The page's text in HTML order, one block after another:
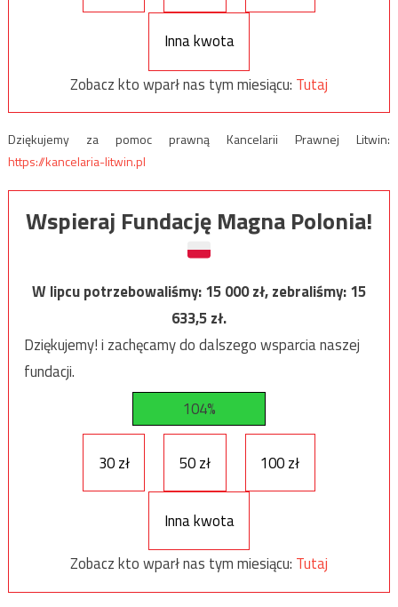
Inna kwota
Zobacz kto wparł nas tym miesiącu: Tutaj
Dziękujemy za pomoc prawną Kancelarii Prawnej Litwin:
https://kancelaria-litwin.pl
Wspieraj Fundację Magna Polonia!
W lipcu potrzebowaliśmy:15 000zł, zebraliśmy:15
633,5zł.
Dziękujemy! i zachęcamy do dalszego wsparcia naszej
fundacji.
104%
30 zł 50 zł 100 zł
Inna kwota
Zobacz kto wparł nas tym miesiącu: Tutaj